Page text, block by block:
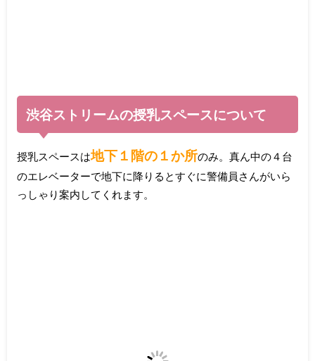
渋谷ストリームの授乳スペースについて
授乳スペースは地下１階の１か所のみ。真ん中の４台
のエレベーターで地下に降りるとすぐに警備員さんがいら
っしゃり案内してくれます。